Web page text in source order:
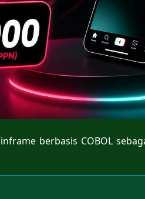
berbasis COBOL